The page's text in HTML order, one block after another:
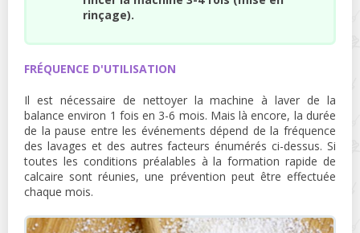
rinçage).
FRÉQUENCE D'UTILISATION
Il est nécessaire de nettoyer la machine à laver de la
balance environ 1 fois en 3-6 mois. Mais là encore, la durée
de la pause entre les événements dépend de la fréquence
des lavages et des autres facteurs énumérés ci-dessus. Si
toutes les conditions préalables à la formation rapide de
calcaire sont réunies, une prévention peut être effectuée
chaque mois.